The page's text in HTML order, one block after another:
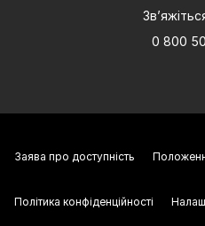
0 800
Заява про доступність
Політика конфіденційності